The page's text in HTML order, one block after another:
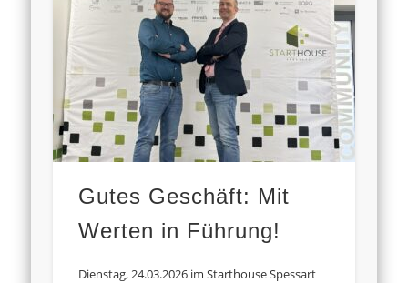
Gutes Geschäft: Mit
Werten in Führung!
Dienstag, 24.03.2026 im Starthouse Spessart